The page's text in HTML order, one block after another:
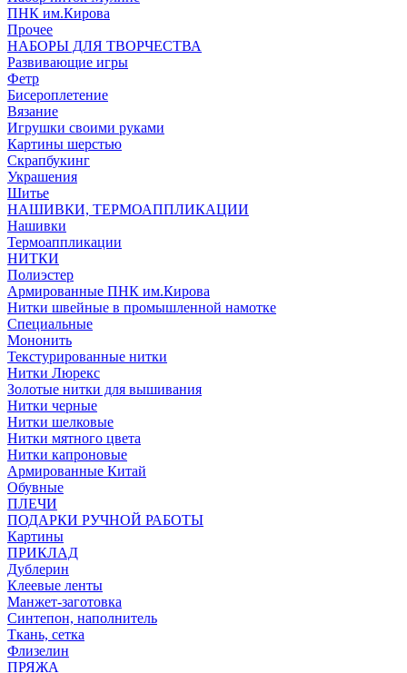
ПНК им.Кирова
Прочее
НАБОРЫ ДЛЯ ТВОРЧЕСТВА
Развивающие игры
Фетр
Бисероплетение
Вязание
Игрушки своими руками
Картины шерстью
Скрапбукинг
Украшения
Шитье
НАШИВКИ, ТЕРМОАППЛИКАЦИИ
Нашивки
Термоаппликации
НИТКИ
Полиэстер
Армированные ПНК им.Кирова
Нитки швейные в промышленной намотке
Специальные
Мононить
Текстурированные нитки
Нитки Люрекс
Золотые нитки для вышивания
Нитки черные
Нитки шелковые
Нитки мятного цвета
Нитки капроновые
Армированные Китай
Обувные
ПЛЕЧИ
ПОДАРКИ РУЧНОЙ РАБОТЫ
Картины
ПРИКЛАД
Дублерин
Клеевые ленты
Манжет-заготовка
Синтепон, наполнитель
Ткань, сетка
Флизелин
ПРЯЖА